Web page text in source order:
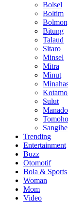
Bolsel
Boltim
Bitung
Talaud
Sitaro
Minsel
Mitra
Minut
Sulut
Manado
Sangihe
Trending
Entertainment
Buzz
Otomotif
Bola & Sports
Woman
Mom
Video